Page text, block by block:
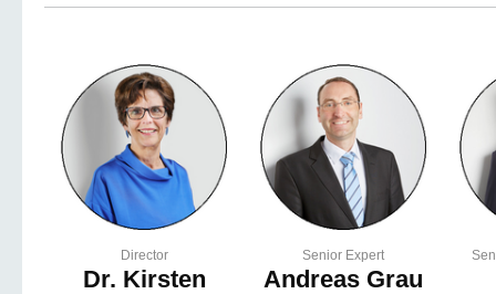
Director
Dr. Kirsten
Senior Expert
Andreas Grau